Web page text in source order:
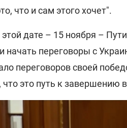
что и сам этого хочет".
дате – 15 ноября –
начать переговоры с
переговоров своей
что это путь к завершению